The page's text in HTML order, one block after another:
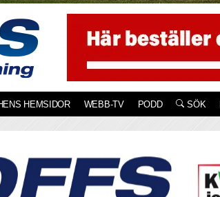
HEMSIDOR WEBB-TV PODD SÖK